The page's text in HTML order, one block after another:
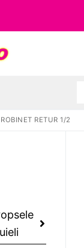
ROBINET RETUR 1/2